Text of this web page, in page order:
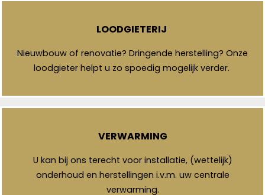
LOODGIETERIJ
Nieuwbouw of renovatie? Dringende herstelling? Onze
loodgieter helpt u zo spoedig mogelijk verder.
VERWARMING
U kan bij ons terecht voor installatie, (wettelijk)
onderhoud en herstellingen i.v.m. uw centrale
verwarming.